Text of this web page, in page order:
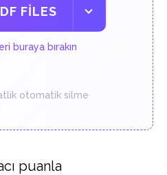
FILES
buraya bırakın
otomatik silme
puanla